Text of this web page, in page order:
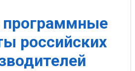
российских